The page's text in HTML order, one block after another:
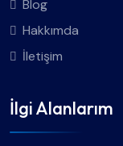
Blog
Hakkımda
İletişim
İlgi Alanlarım